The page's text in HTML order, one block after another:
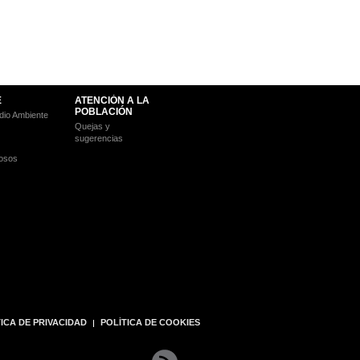
Ambiente
ATENCIÓN A LA
POBLACIÓN
Quejas y
sugerencias
DE PRIVACIDAD POLÍTICA DE COOKIES